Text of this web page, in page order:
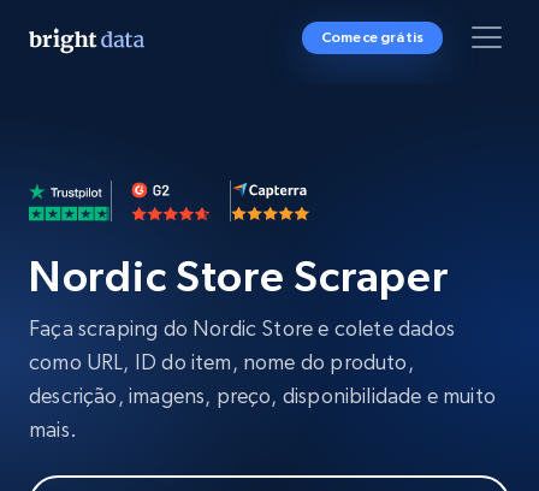
Comece grátis
Nordic Store Scraper
Faça scraping do Nordic Store e colete dados
como URL, ID do item, nome do produto,
descrição, imagens, preço, disponibilidade e muito
mais.